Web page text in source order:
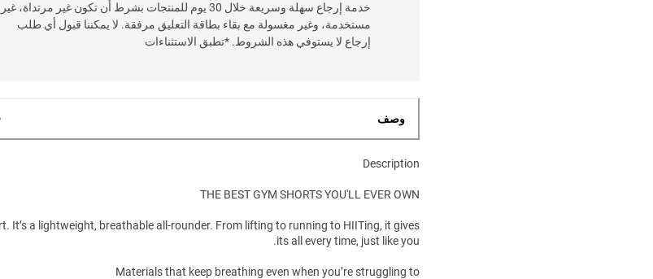
خدمة إرجاع سهلة وسريعة خلال 30 يوم للمنتجات بشرط أن تكون غير مرتداة، غير
مستخدمة، وغير مغسولة مع بقاء بطاقة التعليق مرفقة. لا يمكننا قبول أي طلب
إرجاع لا يستوفي هذه الشروط. *تطبق الاستثناءات
وصف
Description
THE BEST GYM SHORTS YOU'LL EVER OWN
It’s a lightweight, breathable all-rounder. From lifting to running to HIITing, it gives
its all every time, just like you.
Materials that keep breathing even when you’re struggling to